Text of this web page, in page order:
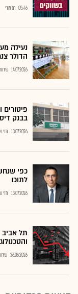
05:46 רם מורי
נעילה
הדולר צנח מתחת
14.07.2026
פיטורים
בבנק
13.07.2026 חזי
כפי
לתוכו
13.07.2026 חזי
תל אביב
26.06.2026